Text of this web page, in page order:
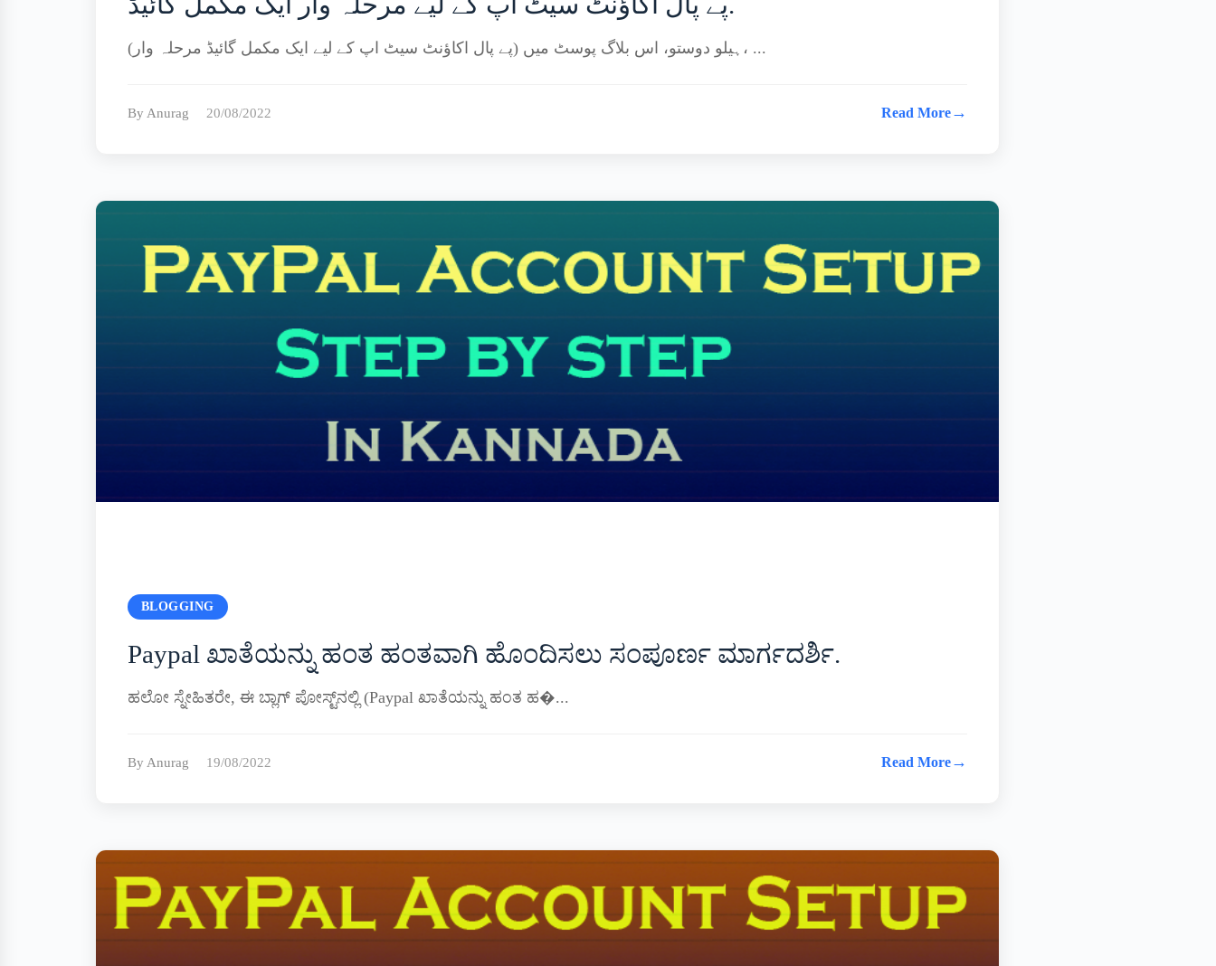
ہیلو دوستو، اس بلاگ پوسٹ میں (پے پال اکاؤنٹ سیٹ اپ کے لیے ایک مکمل گائیڈ مرحلہ وار)، ...
By Anurag 20/08/2022 Read More→
BLOGGING
Paypal ಖಾತೆಯನ್ನು ಹಂತ ಹಂತವಾಗಿ ಹೊಂದಿಸಲು ಸಂಪೂರ್ಣ ಮಾರ್ಗದರ್ಶಿ.
ಹಲೋ ಸ್ನೇಹಿತರೇ, ಈ ಬ್ಲಾಗ್ ಪೋಸ್ಟ್‌ನಲ್ಲಿ (Paypal ಖಾತೆಯನ್ನು ಹಂತ ಹ�...
By Anurag 19/08/2022 Read More→